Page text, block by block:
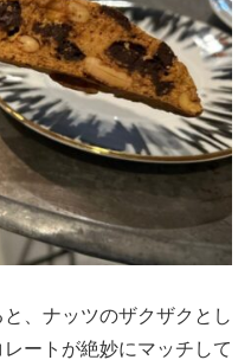
、ナッツのザクザクとし
ートが絶妙にマッチして